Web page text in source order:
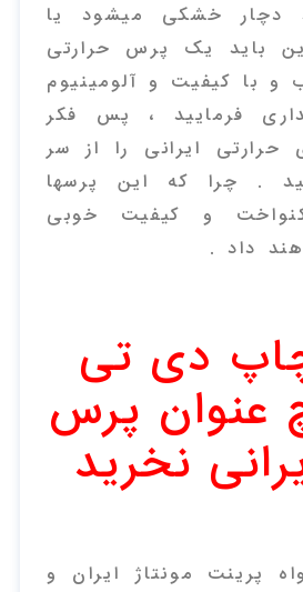
دچار خشکی میشود یا
باید یک پرس حرارتی
و با کیفیت و آلومینیوم
فرمایید ، پس فکر
ایرانی را از سر
. چرا که این پرسها
و کیفیت خوبی
داد .
دی تی
عنوان پرس
نخرید
پرینت مونتاژ ایران و